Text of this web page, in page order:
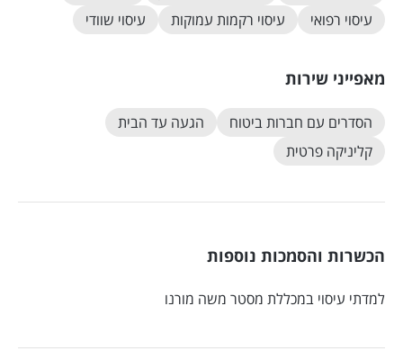
עיסוי רפואי
עיסוי רקמות עמוקות עיסוי שוודי
מאפייני שירות
הסדרים עם חברות ביטוח
הגעה עד הבית
קליניקה פרטית
הכשרות והסמכות נוספות
למדתי עיסוי במכללת מסטר משה מורנו